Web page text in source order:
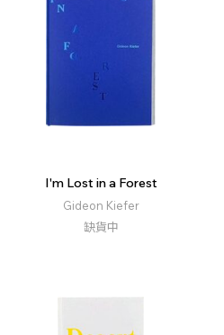
I'm Lost in a Forest
Gideon Kiefer
缺貨中